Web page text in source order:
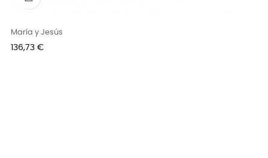
María y Jesús
Precio
136,73 €